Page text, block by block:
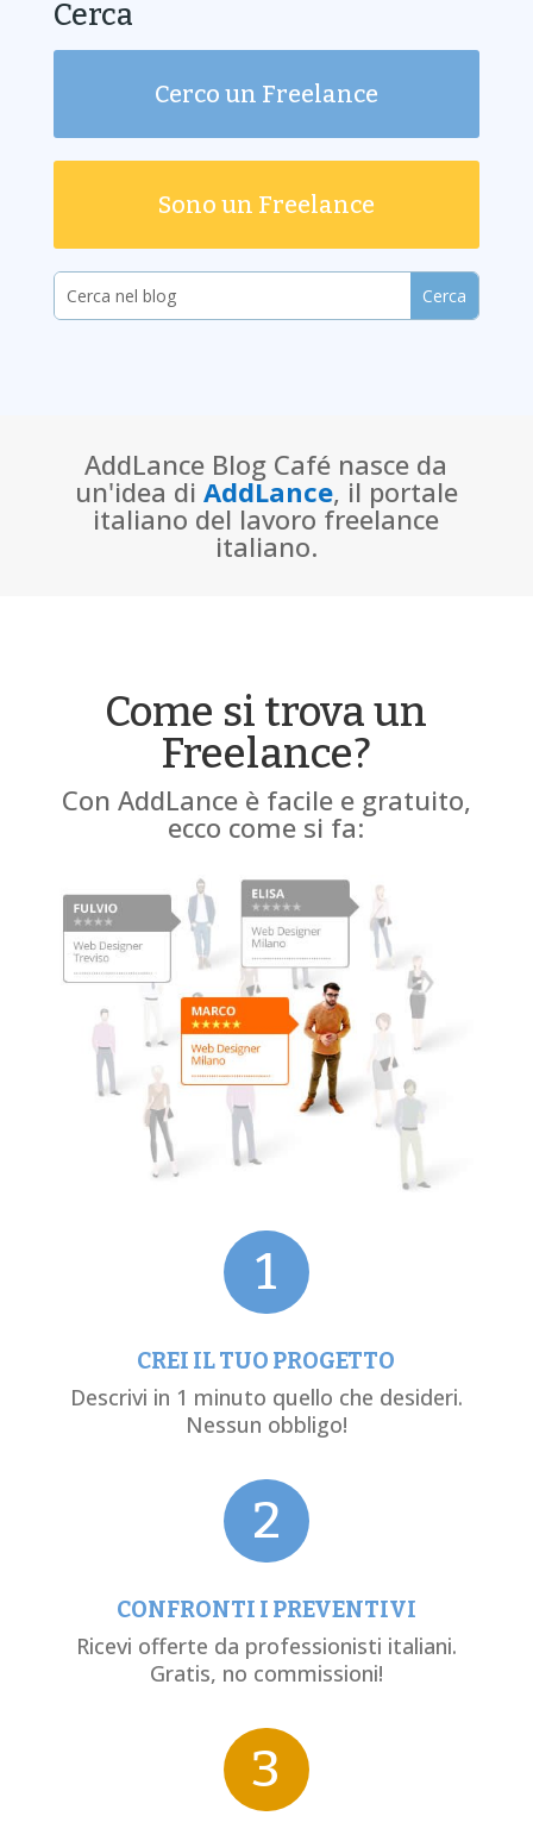
Cerca
Cerco un Freelance
Sono un Freelance
AddLance Blog Café nasce da
un'idea di AddLance, il portale
italiano del lavoro freelance
italiano.
Come si trova un
Freelance?
Con AddLance è facile e gratuito,
ecco come si fa:
1
CREI IL TUO PROGETTO
Descrivi in 1 minuto quello che desideri.
Nessun obbligo!
2
CONFRONTI I PREVENTIVI
Ricevi offerte da professionisti italiani.
Gratis, no commissioni!
3